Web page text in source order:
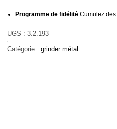
Programme de fidélitéCumulez des
UGS : 3.2.193
Catégorie : grinder métal